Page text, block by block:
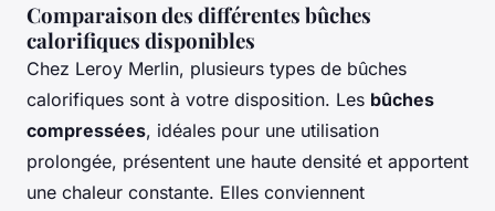
Comparaison des différentes bûches
calorifiques disponibles
Chez Leroy Merlin, plusieurs types de bûches
calorifiques sont à votre disposition. Les bûches
compressées, idéales pour une utilisation
prolongée, présentent une haute densité et apportent
une chaleur constante. Elles conviennent